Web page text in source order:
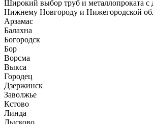
Широкий выбор труб и металлопроката с
Нижнему Новгороду и Нижегородской
Арзамас
Балахна
Богородск
Бор
Ворсма
Выкса
Городец
Дзержинск
Заволжье
Кстово
Линда
Лысково